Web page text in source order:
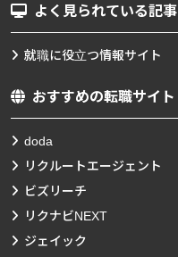
よく見られている記事
就職に役立つ情報サイト
おすすめの転職サイト
doda
リクルートエージェント
ビズリーチ
リクナビNEXT
ジェイック